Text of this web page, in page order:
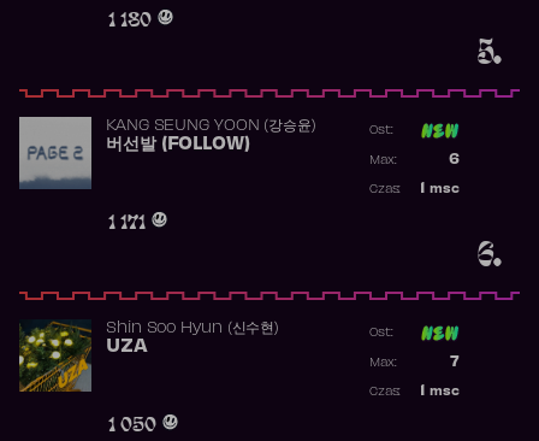
5.
1 180
6.
KANG SEUNG YOON (강승윤)
버선발 (FOLLOW)
1 171
Ost:
6
Max:
msc
Czas:
Shin Soo Hyun (신수현)
UZA
1 050
Ost:
7
Max:
msc
Czas: